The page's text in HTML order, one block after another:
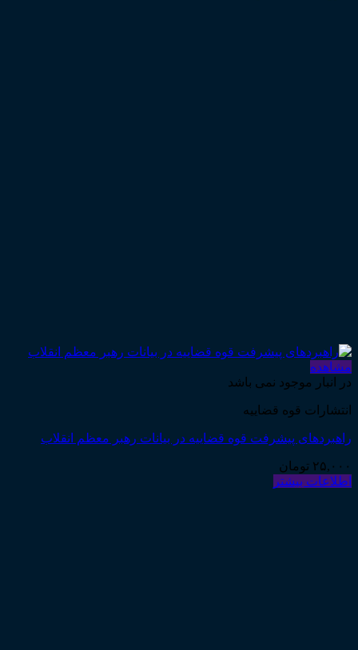
مشاهده
در انبار موجود نمی باشد
انتشارات قوه قضاییه
راهبردهای پیشرفت قوه قضاییه در بیانات رهبر معظم انقلاب
۲۵,۰۰۰ تومان
اطلاعات بیشتر